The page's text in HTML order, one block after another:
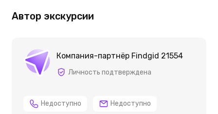
Автор экскурсии
Компания-партнёр Findgid 21554
Личность подтверждена
Недоступно Недоступно